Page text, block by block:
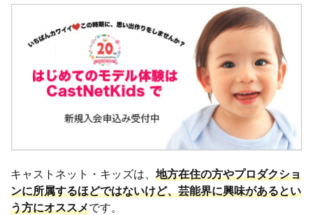
キャストネット・キッズは、 地方在住の方やプロダクショ
ンに所属するほどではないけど、芸能界に興味があるとい
う方にオススメです。